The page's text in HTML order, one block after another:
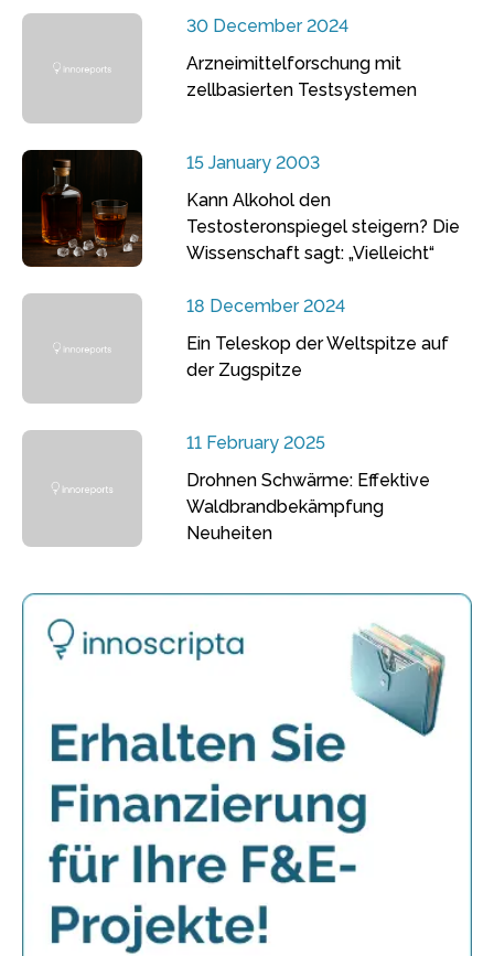
30 December 2024
Arzneimittelforschung mit
zellbasierten Testsystemen
15 January 2003
Kann Alkohol den
Testosteronspiegel steigern? Die
Wissenschaft sagt: „Vielleicht“
18 December 2024
Ein Teleskop der Weltspitze auf
der Zugspitze
11 February 2025
Drohnen Schwärme: Effektive
Waldbrandbekämpfung
Neuheiten